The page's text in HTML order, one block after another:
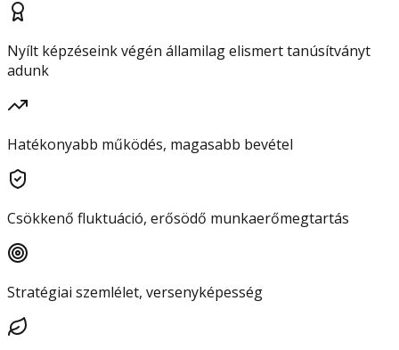
Nyílt képzéseink végén államilag elismert tanúsítványt
adunk
Hatékonyabb működés, magasabb bevétel
Csökkenő fluktuáció, erősödő munkaerőmegtartás
Stratégiai szemlélet, versenyképesség